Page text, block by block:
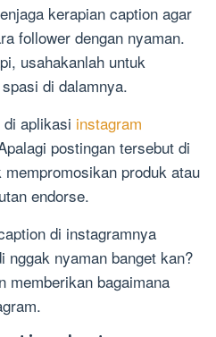
kerapian caption agar
follower dengan nyaman.
usahakanlah untuk
di dalamnya.
aplikasi instagram
postingan tersebut di
produk atau
endorse.
di instagramnya
nggak nyaman banget kan?
memberikan bagaimana